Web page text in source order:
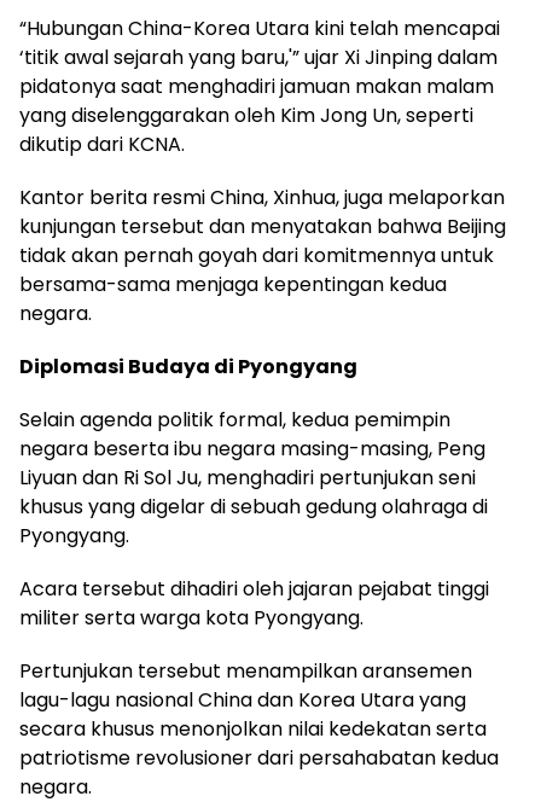
“Hubungan China-Korea Utara kini telah mencapai
‘titik awal sejarah yang baru,'” ujar Xi Jinping dalam
pidatonya saat menghadiri jamuan makan malam
yang diselenggarakan oleh Kim Jong Un, seperti
dikutip dari KCNA.
Kantor berita resmi China, Xinhua, juga melaporkan
kunjungan tersebut dan menyatakan bahwa Beijing
tidak akan pernah goyah dari komitmennya untuk
bersama-sama menjaga kepentingan kedua
negara.
Diplomasi Budaya di Pyongyang
Selain agenda politik formal, kedua pemimpin
negara beserta ibu negara masing-masing, Peng
Liyuan dan Ri Sol Ju, menghadiri pertunjukan seni
khusus yang digelar di sebuah gedung olahraga di
Pyongyang.
Acara tersebut dihadiri oleh jajaran pejabat tinggi
militer serta warga kota Pyongyang.
Pertunjukan tersebut menampilkan aransemen
lagu-lagu nasional China dan Korea Utara yang
secara khusus menonjolkan nilai kedekatan serta
patriotisme revolusioner dari persahabatan kedua
negara.